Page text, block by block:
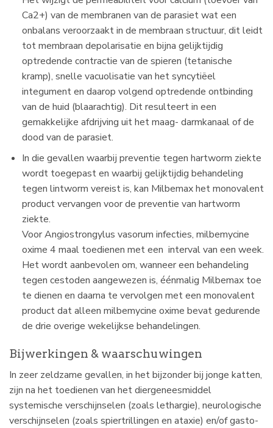
Ca2+) van de membranen van de parasiet wat een
onbalans veroorzaakt in de membraan structuur, dit leidt
tot membraan depolarisatie en bijna gelijktijdig
optredende contractie van de spieren (tetanische
kramp), snelle vacuolisatie van het syncytiëel
integument en daarop volgend optredende ontbinding
van de huid (blaarachtig). Dit resulteert in een
gemakkelijke afdrijving uit het maag- darmkanaal of de
dood van de parasiet.
In die gevallen waarbij preventie tegen hartworm ziekte
wordt toegepast en waarbij gelijktijdig behandeling
tegen lintworm vereist is, kan Milbemax het monovalent
product vervangen voor de preventie van hartworm
ziekte.
Voor Angiostrongylus vasorum infecties, milbemycine
oxime 4 maal toedienen met een interval van een week.
Het wordt aanbevolen om, wanneer een behandeling
tegen cestoden aangewezen is, éénmalig Milbemax toe
te dienen en daarna te vervolgen met een monovalent
product dat alleen milbemycine oxime bevat gedurende
de drie overige wekelijkse behandelingen.
Bijwerkingen & waarschuwingen
In zeer zeldzame gevallen, in het bijzonder bij jonge katten,
zijn na het toedienen van het diergeneesmiddel
systemische verschijnselen (zoals lethargie), neurologische
verschijnselen (zoals spiertrillingen en ataxie) en/of gasto-